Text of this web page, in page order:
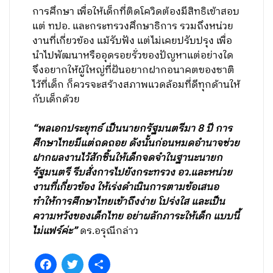
การศึกษา เพื่อให้เด็กที่ติดโควิดต้องมีสิทธิเข้าสอบ
แต่ ทปอ. และกระทรวงศึกษาธิการ รวมถึงหน่วย
งานที่เกี่ยวข้อง แม้รับฟัง แต่ไม่เคยปรับปรุง เพื่อ
นำไปพัฒนาหรืออุดรอยรั่วของปัญหาแต่อย่างใด
จึงอยากให้ผู้ใหญ่ที่ฝันอยากฝากอนาคตของชาติ
ไว้ที่เด็ก ก็ควรจะสร้างสภาพแวดล้อมที่ดีทุกด้านให้
กับเด็กด้วย
“พลเอกประยุทธ์ เป็นนายกรัฐมนตรีมา 8 ปี การ
ศึกษาไทยมีแต่ถดถอย ดังนั้นก่อนหมดอำนาจช่วย
ฝากผลงานไว้สักชิ้นให้เด็กจดจำในฐานะนายก
รัฐมนตรี รีบสั่งการไปยังกระทรวง อว.และหน่วย
งานที่เกี่ยวข้อง ให้เร่งดำเนินการตามข้อเสนอ
ทำให้การศึกษาไทยเข้าถึงง่าย โปร่งใส และเป็น
ความหวังของเด็กไทย อย่าผลักภาระให้เด็ก แบบนี้
ไม่แฟร์ค่ะ”ดร.อรุณีกล่าว
FacebookTwitter